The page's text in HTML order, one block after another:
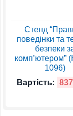
Стенд
поведінки та
безпеки
комп’ютером”
1096)
Вартість: